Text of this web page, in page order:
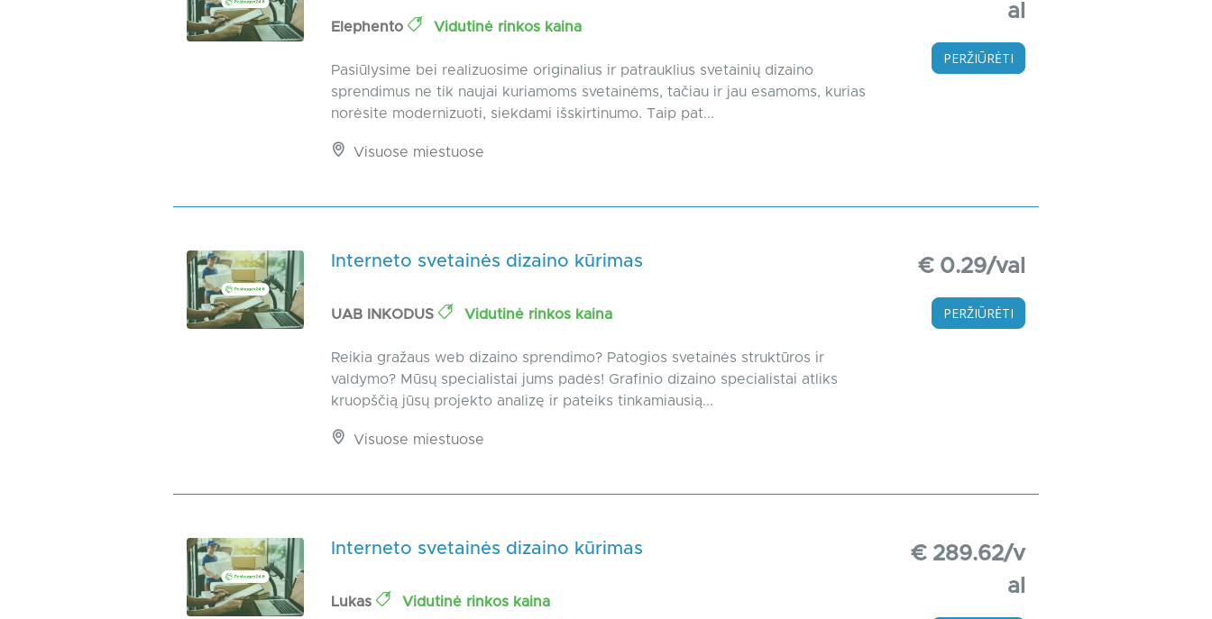
Elephento Vidutinė rinkos kaina
Pasiūlysime bei realizuosime originalius ir patrauklius svetainių dizaino
sprendimus ne tik naujai kuriamoms svetainėms, tačiau ir jau esamoms, kurias
norėsite modernizuoti, siekdami išskirtinumo. Taip pat...
Visuose miestuose
al
PERŽIŪRĖTI
Interneto svetainės dizaino kūrimas
UAB INKODUS Vidutinė rinkos kaina
Reikia gražaus web dizaino sprendimo? Patogios svetainės struktūros ir
valdymo? Mūsų specialistai jums padės! Grafinio dizaino specialistai atliks
kruopščią jūsų projekto analizę ir pateiks tinkamiausią...
Visuose miestuose
€ 0.29/val
PERŽIŪRĖTI
Interneto svetainės dizaino kūrimas
Lukas Vidutinė rinkos kaina
€ 289.62/v
al